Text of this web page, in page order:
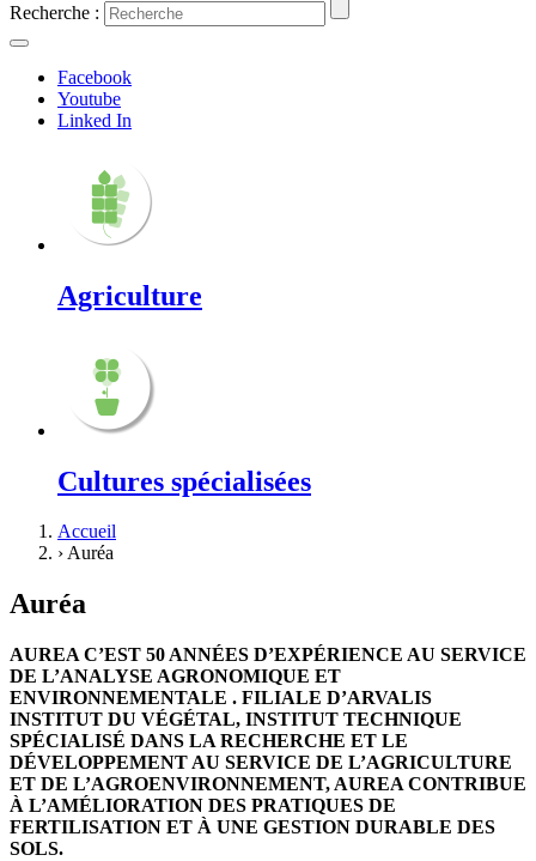
Recherche :
Facebook
Youtube
Linked In
Agriculture
Cultures spécialisées
Accueil
›Auréa
Auréa
AUREA C’EST 50 ANNÉES D’EXPÉRIENCE AU SERVICE
DE L’ANALYSE AGRONOMIQUE ET
ENVIRONNEMENTALE . FILIALE D’ARVALIS
INSTITUT DU VÉGÉTAL, INSTITUT TECHNIQUE
SPÉCIALISÉ DANS LA RECHERCHE ET LE
DÉVELOPPEMENT AU SERVICE DE L’AGRICULTURE
ET DE L’AGROENVIRONNEMENT, AUREA CONTRIBUE
À L’AMÉLIORATION DES PRATIQUES DE
FERTILISATION ET À UNE GESTION DURABLE DES
SOLS.